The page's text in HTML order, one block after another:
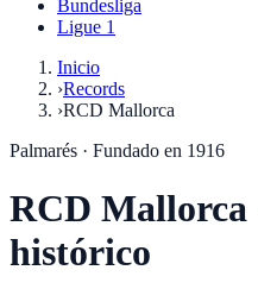
Bundesliga
Ligue 1
Inicio
›Records
›RCD Mallorca
Palmarés · Fundado en 1916
RCD Mallorca
histórico